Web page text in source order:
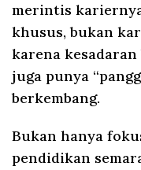
merintis
khusus, bukan
karena
juga punya
berkembang.
Bukan hanya
pendidikan